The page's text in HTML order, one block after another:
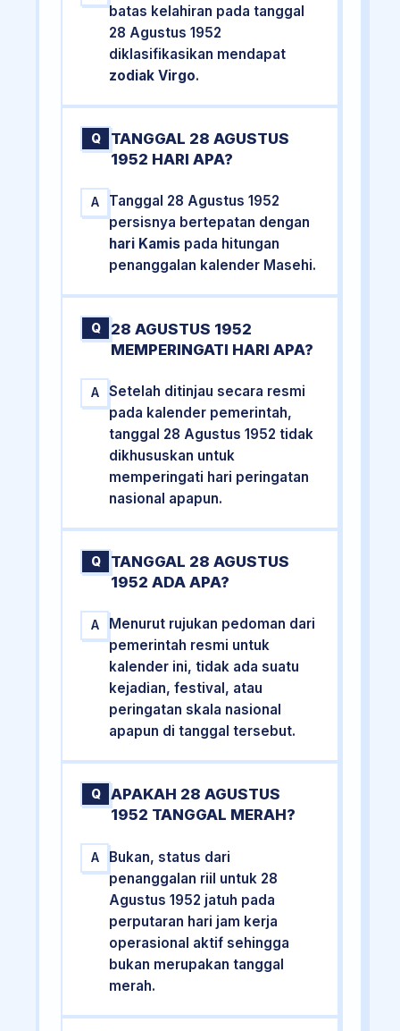
batas kelahiran pada tanggal
28 Agustus 1952
diklasifikasikan mendapat
zodiak Virgo.
Q
TANGGAL 28 AGUSTUS
1952 HARI APA?
A
Tanggal 28 Agustus 1952
persisnya bertepatan dengan
hari Kamis pada hitungan
penanggalan kalender Masehi.
Q
28 AGUSTUS 1952
MEMPERINGATI HARI APA?
A
Setelah ditinjau secara resmi
pada kalender pemerintah,
tanggal 28 Agustus 1952 tidak
dikhususkan untuk
memperingati hari peringatan
nasional apapun.
Q
TANGGAL 28 AGUSTUS
1952 ADA APA?
A
Menurut rujukan pedoman dari
pemerintah resmi untuk
kalender ini, tidak ada suatu
kejadian, festival, atau
peringatan skala nasional
apapun di tanggal tersebut.
Q
APAKAH 28 AGUSTUS
1952 TANGGAL MERAH?
A
Bukan, status dari
penanggalan riil untuk 28
Agustus 1952 jatuh pada
perputaran hari jam kerja
operasional aktif sehingga
bukan merupakan tanggal
merah.